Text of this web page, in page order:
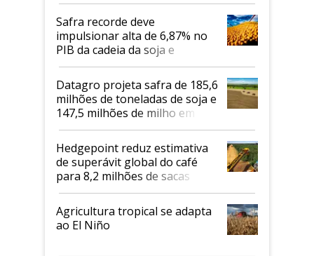
Safra recorde deve
impulsionar alta de 6,87% no
PIB da cadeia da soja e
biodiesel em 2026
Datagro projeta safra de 185,6
milhões de toneladas de soja e
147,5 milhões de milho em
2026/27
Hedgepoint reduz estimativa
de superávit global do café
para 8,2 milhões de sacas
Agricultura tropical se adapta
ao El Niño